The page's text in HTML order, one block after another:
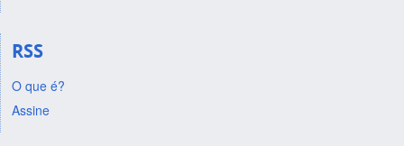
RSS
O que é?
Assine